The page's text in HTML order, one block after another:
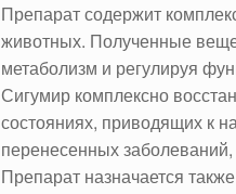
Препарат содержит
животных. Полученные
метаболизм и регулируя
Сигумир комплексно
состояниях, приводящих к
перенесенных
Препарат назначается